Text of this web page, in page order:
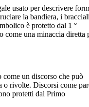
usato per descrivere
la bandiera, i
è protetto dal 1 °
come una minaccia diretta
un discorso che può
o rivolte. Discorsi come
protetti dal Primo